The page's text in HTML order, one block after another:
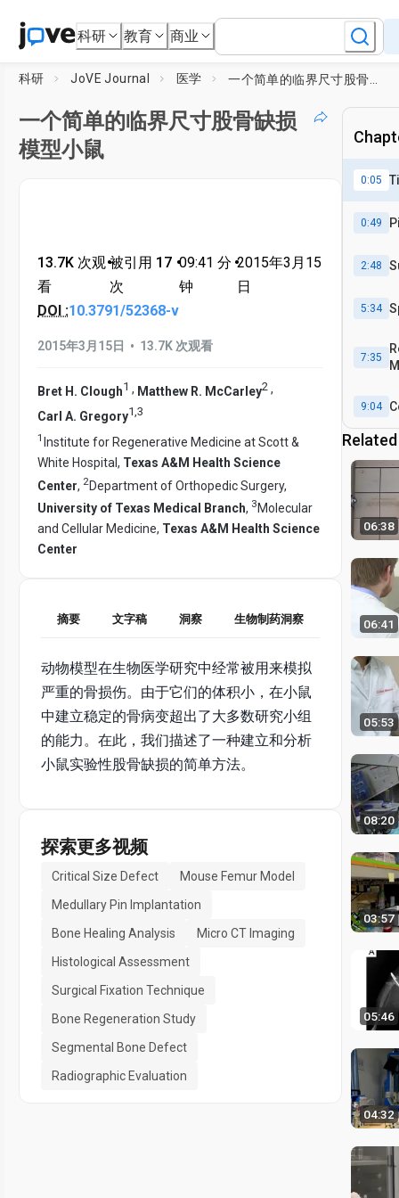
科研 教育 商业
科研 JoVE Journal 医学
一个简单的临界尺寸股骨缺损
模型小鼠
13.7K 次观
看
•被引用 17
次
•09:41 分
钟
•2015年3月15
日
DOI :10.3791/52368-v
2015年3月15日 • 13.7K 次观看
Bret H. Clough1 , Matthew R. McCarley2 ,
Carl A. Gregory1 3
1 Institute for Regenerative Medicine at Scott &
White Hospital, Texas A&M Health Science
Center, 2Department of Orthopedic Surgery,
University of Texas Medical Branch, 3 Molecular
and Cellular Medicine, Texas A&M Health Science
Center
摘要 文字稿 洞察 生物制药洞察
动物模型在生物医学研究中经常被用来模拟
严重的骨损伤。由于它们的体积小，在小鼠
中建立稳定的骨病变超出了大多数研究小组
的能力。在此，我们描述了一种建立和分析
小鼠实验性股骨缺损的简单方法。
探索更多视频
Critical Size Defect
Mouse Femur Model
Medullary Pin Implantation
Bone Healing Analysis
Micro CT Imaging
Histological Assessment
Surgical Fixation Technique
Bone Regeneration Study
Segmental Bone Defect
Radiographic Evaluation
0:05
0:49
2:48
5:34
7:35
9:04
06:38
06:41
05:53
08:20
03:57
05:46
04:32